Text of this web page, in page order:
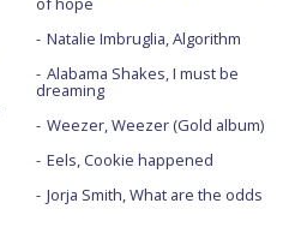
Natalie Imbruglia, Algorithm
Alabama Shakes, I must be
dreaming
Weezer, Weezer (Gold album)
Eels, Cookie happened
Jorja Smith, What are the odds